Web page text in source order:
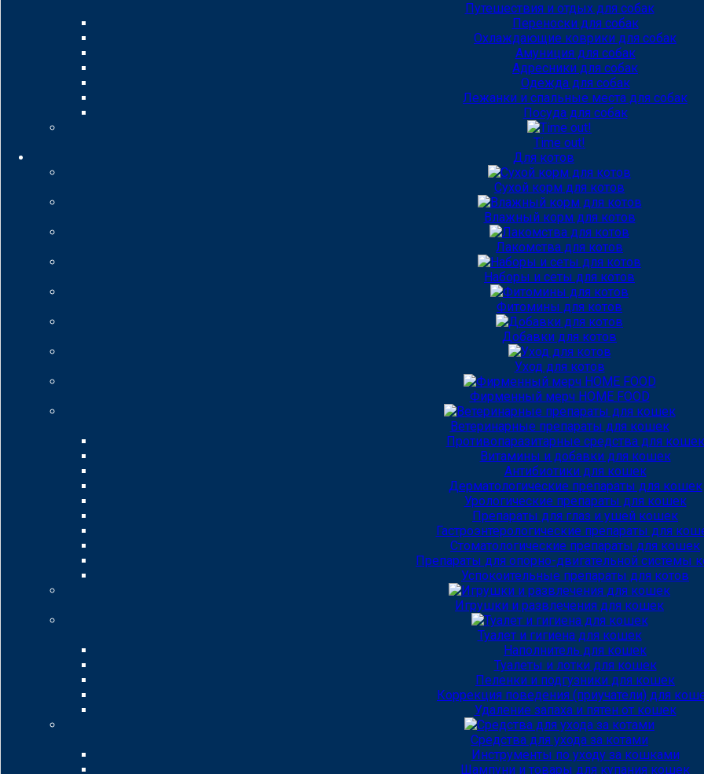
Путешествия и отдых для собак
Переноски для собак
Охлаждающие коврики для собак
Амуниция для собак
Адресники для собак
Одежда для собак
Лежанки и спальные места для собак
Посуда для собак
Time out!
Для котов
Сухой корм для котов
Влажный корм для котов
Лакомства для котов
Наборы и сеты для котов
Фитомины для котов
Добавки для котов
Уход для котов
Фирменный мерч HOME FOOD
Ветеринарные препараты для кошек
Противопаразитарные средства для кошек
Витамины и добавки для кошек
Антибиотики для кошек
Дерматологические препараты для кошек
Урологические препараты для кошек
Препараты для глаз и ушей кошек
Гастроэнтерологические препараты для
Стоматологические препараты для кошек
Препараты для опорно-двигательной системы
Успокоительные препараты для котов
Игрушки и развлечения для кошек
Туалет и гигиена для кошек
Наполнитель для кошек
Туалеты и лотки для кошек
Пеленки и подгузники для кошек
Коррекция поведения (приучатели) для
Удаление запаха и пятен от кошек
Средства для ухода за котами
Инструменты по уходу за кошками
Шампуни и товары для купания кошек